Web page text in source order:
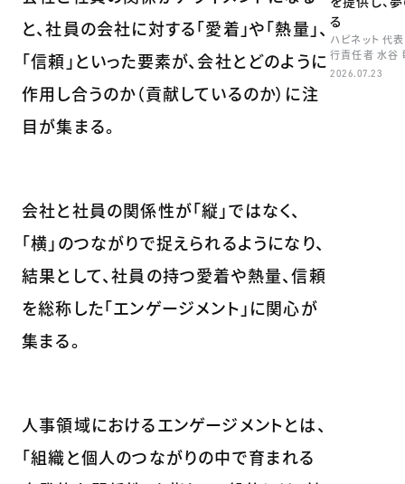
と、社員の会社に対する「愛着」や「熱量」、
「信頼」といった要素が、会社とどのように
作用し合うのか（貢献しているのか）に注
目が集まる。
会社と社員の関係性が「縦」ではなく、
「横」のつながりで捉えられるようになり、
結果として、社員の持つ愛着や熱量、信頼
を総称した「エンゲージメント」に関心が
集まる。
人事領域におけるエンゲージメントとは、
「組織と個人のつながりの中で育まれる
る
ハピネット 代
行責任者 水谷
2026.07.23